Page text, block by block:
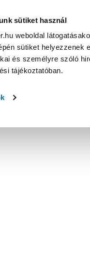
sütiket használ
weboldal
sütiket helyezzenek
és személyre szóló
tájékoztatóban.